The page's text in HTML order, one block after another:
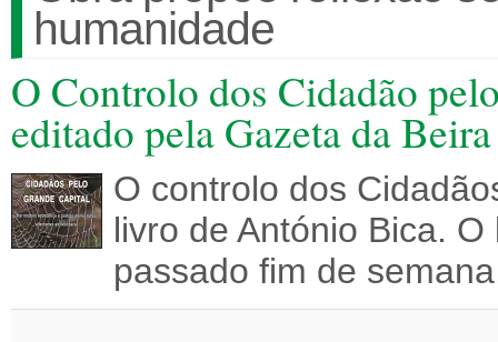
humanidade
O Controlo dos Cidadão
editado pela Gazeta da Beira
O controlo dos
livro de António Bica.
passado fim de